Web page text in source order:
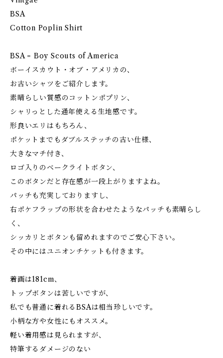
BSA
Cotton Poplin Shirt
BSA = Boy Scouts of America
ボーイスカウト・オブ・アメリカの、
お古いシャツをご紹介します。
素晴らしい質感のコットンポプリン、
シャリっとした通年使える生地感です。
形良いエリはもちろん、
ポケットまでもダブルステッチの古い仕様、
大きなマチ付き、
ロゴ入りのベークライトボタン、
このボタンだと存在感が一段上がりますよね。
パッチも充実しておりますし、
右ポケフラップの形状を合わせたようなパッチも素晴らし
く、
シッカリとボタンも留めれますのでご安心下さい。
その中にはユニオンチケットも付きます。
着画は181cm、
トップボタンは苦しいですが、
私でも普通に着れるBSAは相当珍しいです。
小柄な方や女性にもオススメ。
軽い着用感は見られますが、
特筆するダメージのない